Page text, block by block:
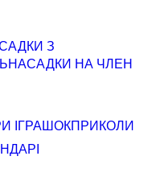
З
НАСАДКИ НА ЧЛЕН
ІГРАШОКПРИКОЛИ